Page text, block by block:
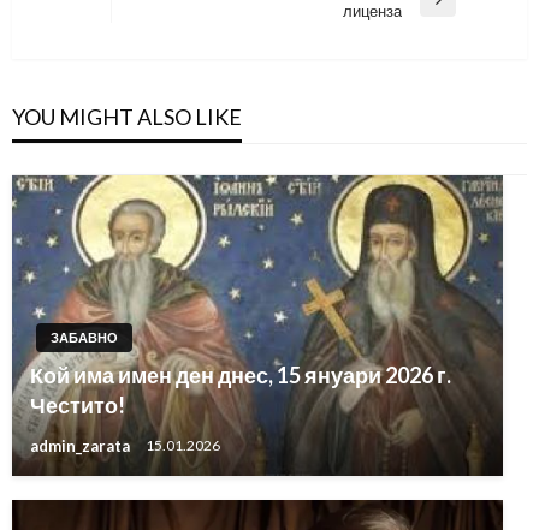
лиценза
YOU MIGHT ALSO LIKE
ЗАБАВНО
Кой има имен ден днес, 15 януари 2026 г.
Честито!
admin_zarata 15.01.2026